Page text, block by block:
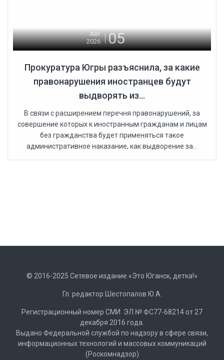
Авг
2026
05
Прокуратура Югры разъяснила, за какие
правонарушения иностранцев будут
выдворять из...
В связи с расширением перечня правонарушений, за
совершение которых к иностранным гражданам и лицам
без гражданства будет применяться такое
административное наказание, как выдворение за...
© 2016-2025 Сетевое издание «Это Юганск, детка!»
Гл. редактор Шестопалов Ю.А.
Регистрационный номер СМИ ЭЛ № ФС77-68214 от 27
декабря 2016 года.
Выдано Федеральной службой по надзору в сфере связи,
информационных технологий и массовых коммуникаций
(Роскомнадзор)